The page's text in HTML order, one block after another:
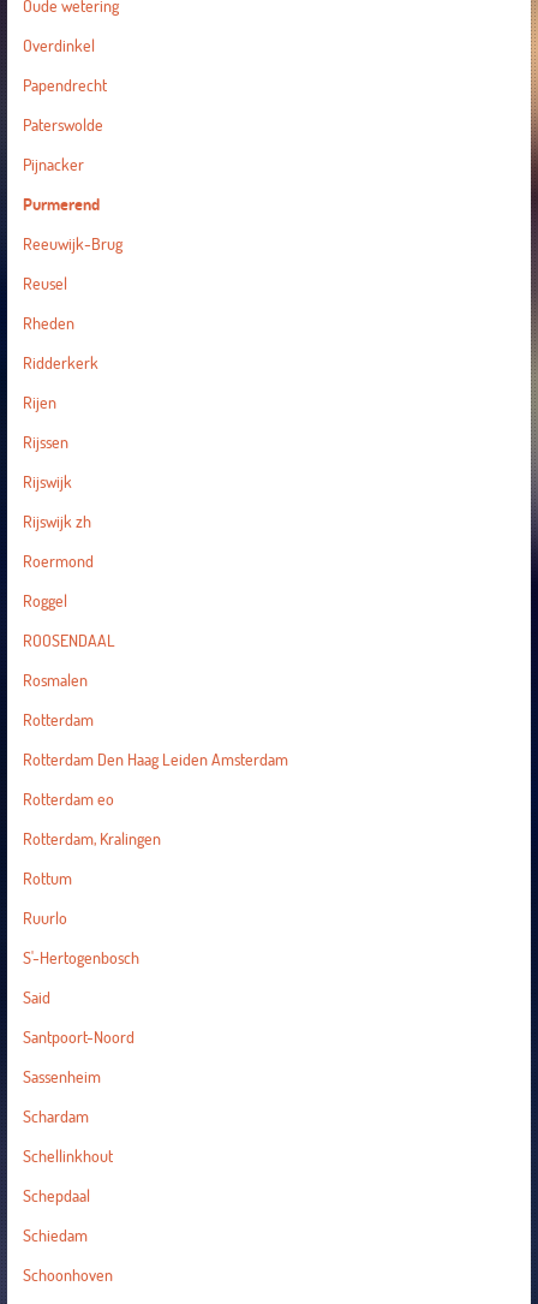
Oude wetering
Overdinkel
Papendrecht
Paterswolde
Pijnacker
Purmerend
Reeuwijk-Brug
Reusel
Rheden
Ridderkerk
Rijen
Rijssen
Rijswijk
Rijswijk zh
Roermond
Roggel
ROOSENDAAL
Rosmalen
Rotterdam
Rotterdam Den Haag Leiden Amsterdam
Rotterdam eo
Rotterdam, Kralingen
Rottum
Ruurlo
S'-Hertogenbosch
Said
Santpoort-Noord
Sassenheim
Schardam
Schellinkhout
Schepdaal
Schiedam
Schoonhoven